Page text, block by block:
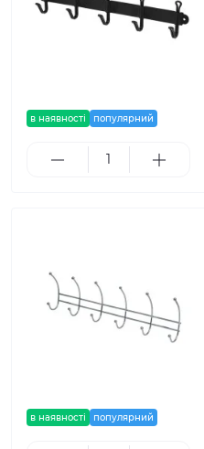
в наявності популярний
в наявності популярний